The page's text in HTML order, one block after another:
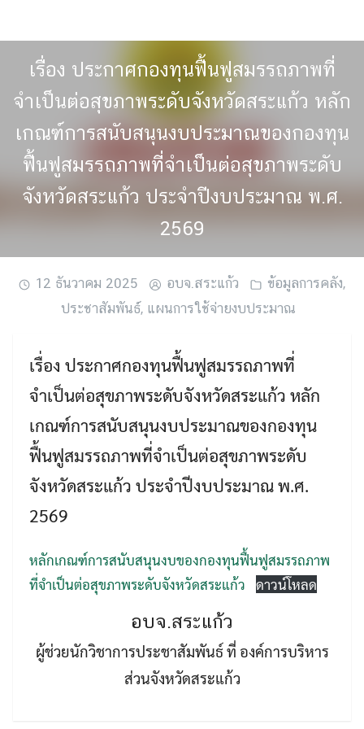
content
Search
เรื่อง ประกาศกองทุนฟื้นฟูสมรรถภาพที่
จำเป็นต่อสุขภาพระดับจังหวัดสระแก้ว หลัก
เกณฑ์การสนับสนุนงบประมาณของกองทุน
ฟื้นฟูสมรรถภาพที่จำเป็นต่อสุขภาพระดับ
จังหวัดสระแก้ว ประจำปีงบประมาณ พ.ศ.
2569
12 ธันวาคม 2025 อบจ.สระแก้ว ข้อมูลการคลัง,
ประชาสัมพันธ์, แผนการใช้จ่ายงบประมาณ
เรื่อง ประกาศกองทุนฟื้นฟูสมรรถภาพที่
จำเป็นต่อสุขภาพระดับจังหวัดสระแก้ว หลัก
เกณฑ์การสนับสนุนงบประมาณของกองทุน
ฟื้นฟูสมรรถภาพที่จำเป็นต่อสุขภาพระดับ
จังหวัดสระแก้ว ประจำปีงบประมาณ พ.ศ.
2569
หลักเกณฑ์การสนับสนุนงบของกองทุนฟื้นฟูสมรรถภาพ
ที่จำเป็นต่อสุขภาพระดับจังหวัดสระแก้ว
ดาวน์โหลด
อบจ.สระแก้ว
ผู้ช่วยนักวิชาการประชาสัมพันธ์ ที่ องค์การบริหาร
ส่วนจังหวัดสระแก้ว